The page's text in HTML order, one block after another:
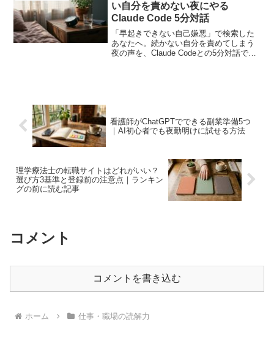
い自分を責めない夜にやる
Claude Code 5分対話
「早起きできない自己嫌悪」で検索した
あなたへ。続かない自分を責めてしまう
夜の声を、Claude Codeとの5分対話でほ
看護師がChatGPTでできる副業準備5つ
｜AI初心者でも夜勤明けに試せる方法
理学療法士の転職サイトはどれがいい？
選び方3基準と登録前の注意点｜ランキン
グの前に読む記事
コメント
コメントを書き込む
ホーム 仕事・職場の読解力